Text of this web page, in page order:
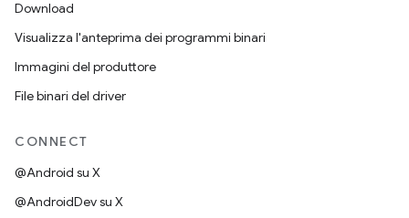
Download
Visualizza l'anteprima dei programmi binari
Immagini del produttore
File binari del driver
CONNECT
@Android su X
@AndroidDev su X